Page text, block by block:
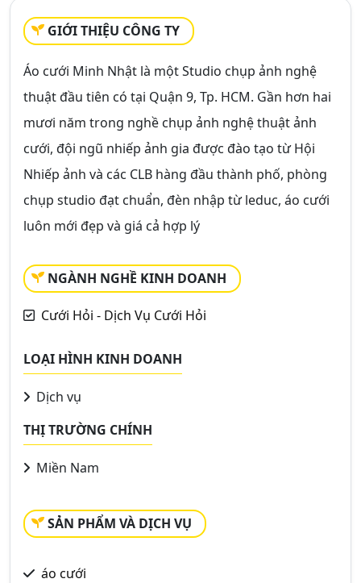
GIỚI THIỆU CÔNG TY
Áo cưới Minh Nhật là một Studio chụp ảnh nghệ
thuật đầu tiên có tại Quận 9, Tp. HCM. Gần hơn hai
mươi năm trong nghề chụp ảnh nghệ thuật ảnh
cưới, đội ngũ nhiếp ảnh gia được đào tạo từ Hội
Nhiếp ảnh và các CLB hàng đầu thành phố, phòng
chụp studio đạt chuẩn, đèn nhập từ leduc, áo cưới
luôn mới đẹp và giá cả hợp lý
NGÀNH NGHỀ KINH DOANH
Cưới Hỏi - Dịch Vụ Cưới Hỏi
LOẠI HÌNH KINH DOANH
Dịch vụ
THỊ TRƯỜNG CHÍNH
Miền Nam
SẢN PHẨM VÀ DỊCH VỤ
áo cưới